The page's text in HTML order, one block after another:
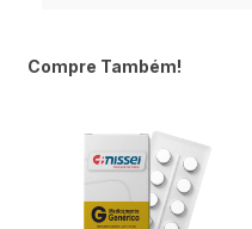
Compre Também!